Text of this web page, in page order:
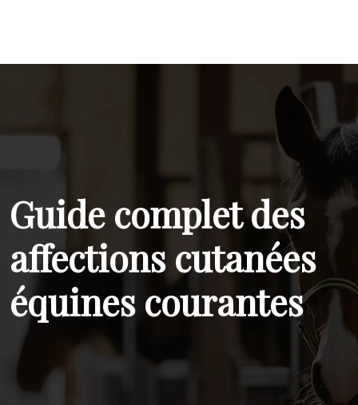
Guide complet des
affections cutanées
équines courantes